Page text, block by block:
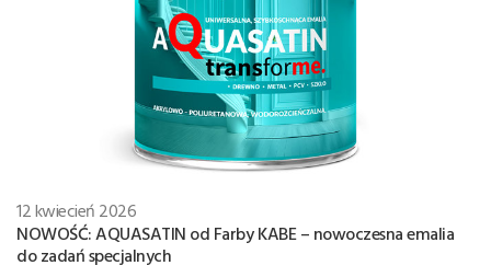
12 kwiecień 2026
NOWOŚĆ: AQUASATIN od Farby KABE – nowoczesna emalia
do zadań specjalnych